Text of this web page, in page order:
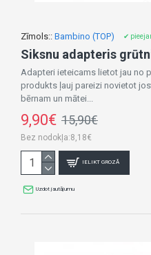
Zīmols:: Bambino (TOP) ✔
Siksnu adapteris
Adapteri ieteicams lietot jau no
produkts ļauj pareizi novietot
bērnam un mātei...
9,90€ 15,90€
Bez nodokļa:8,18€
IELIKT GROZĀ
Uzdot jautājumu